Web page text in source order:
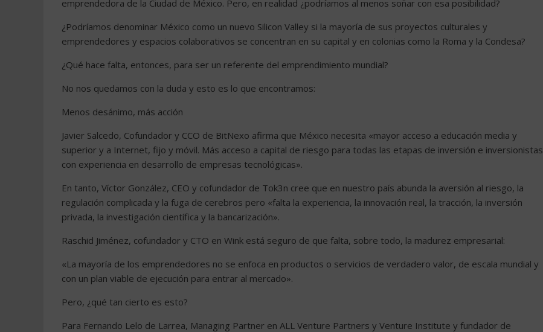
emprendedora de la Ciudad de México. Pero, en realidad ¿podríamos al menos soñar con esa posibilidad?
¿Podríamos denominar México como un nuevo Silicon Valley si la mayoría de sus proyectos culturales y
emprendedores y espacios colaborativos se concentran en su capital y en colonias como la Roma y la Condesa?
¿Qué hace falta, entonces, para ser un referente del emprendimiento mundial?
No nos quedamos con la duda y esto es lo que encontramos:
Menos desánimo, más acción
Javier Salcedo, Cofundador y CCO de BitNexo afirma que México necesita «mayor acceso a educación media y
superior y a Internet, fijo y móvil. Más acceso a capital de riesgo para todas las etapas de inversión e inversionistas
con experiencia en desarrollo de empresas tecnológicas».
En tanto, Víctor González, CEO y cofundador de Tok3n cree que en nuestro país abunda la aversión al riesgo, la
regulación complicada y la fuga de cerebros pero «falta la experiencia, la innovación real, la tracción, la inversión
privada, la investigación científica y la bancarización».
Raschid Jiménez, cofundador y CTO en Wink está seguro de que falta, sobre todo, la madurez empresarial:
«La mayoría de los emprendedores no se enfoca en productos o servicios de verdadero valor, de escala mundial y
con un plan viable de ejecución para entrar al mercado».
Pero, ¿qué tan cierto es esto?
Para Fernando Lelo de Larrea, Managing Partner en ALL Venture Partners y Venture Institute y fundador de